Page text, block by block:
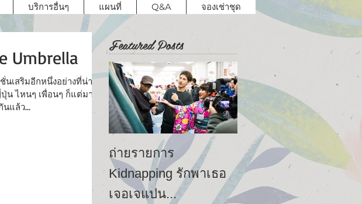
บริการอื่นๆ แผนที่ Q&A จองเช่าชุด
Umbrella
เสริมอีกหนึ่งอย่างที่น่า
น ไหนๆ เพื่อนๆ ก็แต่มา
แล้ว...
Featured Posts
ถ่ายรายการ
Kidnapping รักพาเธอ
เจอเจแปน...
ประสบการณ์เป็นนาง
แบบครั้งแรกที่อาราชิ
ยามะ